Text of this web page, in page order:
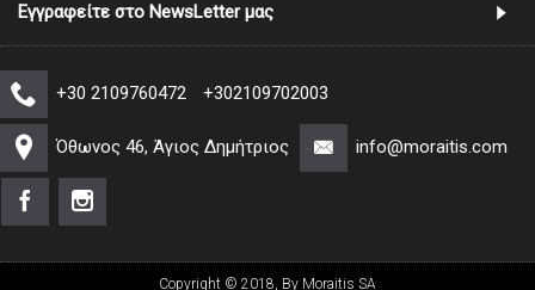
Εγγραφείτε στο NewsLetter μας
+30 2109760472 +302109702003
Όθωνος 46, Άγιος Δημήτριος info@moraitis.com
Copyright © 2018, By Moraitis SA